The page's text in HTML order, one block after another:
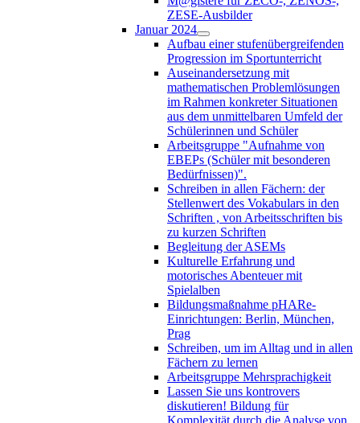
ZESE-Ausbilder
Januar 2024
Aufbau einer stufenübergreifenden
Progression im Sportunterricht
Auseinandersetzung mit
mathematischen Problemlösungen
im Rahmen konkreter Situationen
aus dem unmittelbaren Umfeld der
Schülerinnen und Schüler
Arbeitsgruppe "Aufnahme von
EBEPs (Schüler mit besonderen
Bedürfnissen)".
Schreiben in allen Fächern: der
Stellenwert des Vokabulars in den
Schriften , von Arbeitsschriften bis
zu kurzen Schriften
Begleitung der ASEMs
Kulturelle Erfahrung und
motorisches Abenteuer mit
Spielalben
Bildungsmaßnahme pHARe-
Einrichtungen: Berlin, München,
Prag
Schreiben, um im Alltag und in allen
Fächern zu lernen
Arbeitsgruppe Mehrsprachigkeit
Lassen Sie uns kontrovers
diskutieren! Bildung für
Komplexität durch die Analyse von